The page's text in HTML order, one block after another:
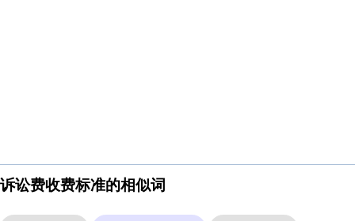
诉讼费收费标准的相似词